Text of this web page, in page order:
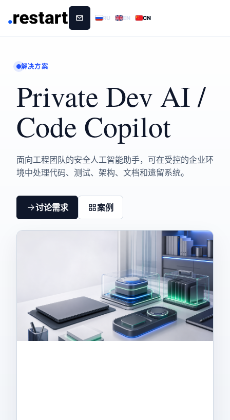
RU EN CN
解决方案
Private Dev AI /
Code Copilot
面向工程团队的安全人工智能助手，可在受控的企业环
境中处理代码、测试、架构、文档和遗留系统。
讨论需求 案例